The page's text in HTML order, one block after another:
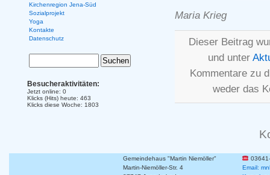
Maria Krieg
Dieser Beitrag
und unter
Kommentare zu
weder das
Kirchenregion Jena-Süd
Sozialprojekt
Yoga
Kontakte
Datenschutz
Besucheraktivitäten:
Jetzt online: 0
Klicks (Hits) heute: 463
Klicks diese Woche: 1803
Gemeindehaus "Martin Niemöller"
Martin-Niemöller-Str. 4
Email: